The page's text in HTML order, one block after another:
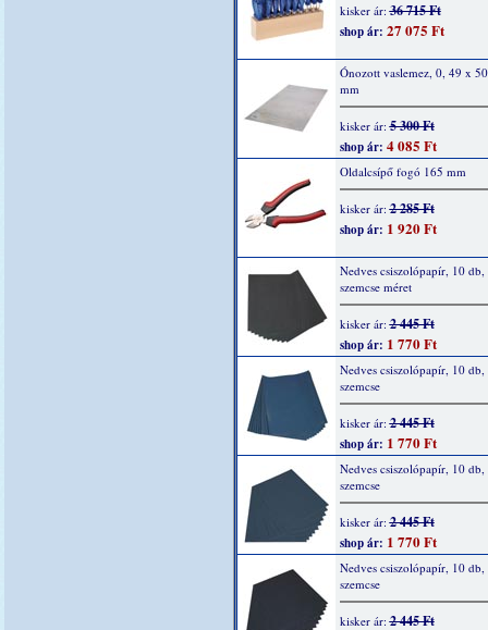
kisker ár:36 715 Ft
shop ár: 27 075 Ft
Ónozott vaslemez, 0, 49 x
mm
kisker ár:5 300 Ft
shop ár: 4 085 Ft
Oldalcsípő fogó 165 mm
kisker ár:2 285 Ft
shop ár: 1 920 Ft
Nedves csiszolópapír, 10 db,
szemcse méret
kisker ár:2 445 Ft
shop ár: 1 770 Ft
Nedves csiszolópapír, 10 db,
szemcse
kisker ár:2 445 Ft
shop ár: 1 770 Ft
Nedves csiszolópapír, 10 db,
szemcse
kisker ár:2 445 Ft
shop ár: 1 770 Ft
Nedves csiszolópapír, 10 db,
szemcse
kisker ár:2 445 Ft